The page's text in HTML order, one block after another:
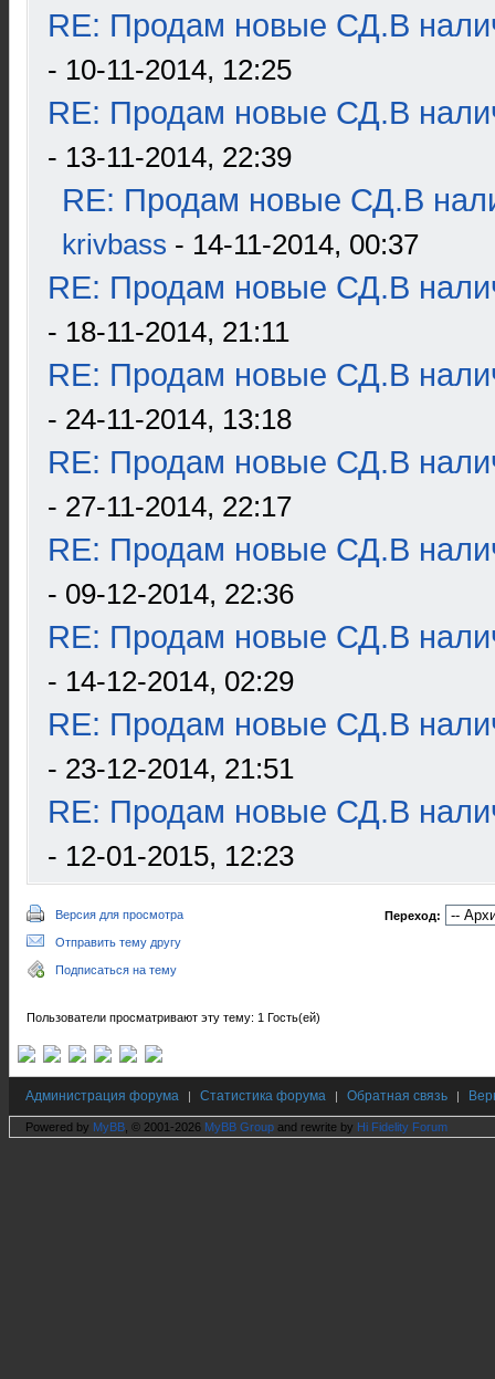
RE: Продам новые СД.В
- 10-11-2014, 12:25
RE: Продам новые СД.В
- 13-11-2014, 22:39
RE: Продам новые СД.В
krivbass - 14-11-2014, 00:37
RE: Продам новые СД.В
- 18-11-2014, 21:11
RE: Продам новые СД.В
- 24-11-2014, 13:18
RE: Продам новые СД.В
- 27-11-2014, 22:17
RE: Продам новые СД.В
- 09-12-2014, 22:36
RE: Продам новые СД.В
- 14-12-2014, 02:29
RE: Продам новые СД.В
- 23-12-2014, 21:51
RE: Продам новые СД.В
- 12-01-2015, 12:23
Версия для просмотра
Отправить тему другу
Подписаться на тему
Переход:
Пользователи просматривают эту тему: 1 Гость(ей)
Администрация форума | Статистика форума | Обратная связь |
Powered by MyBB , © 2001-2026 MyBB Group and rewrite by Hi Fidelity Forum